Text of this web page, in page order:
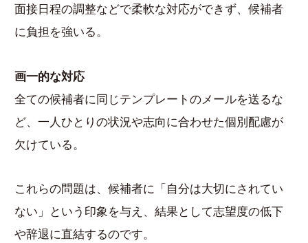
面接日程の調整などで柔軟な対応ができず、候補者
に負担を強いる。
画一的な対応
全ての候補者に同じテンプレートのメールを送るな
ど、一人ひとりの状況や志向に合わせた個別配慮が
欠けている。
これらの問題は、候補者に「自分は大切にされてい
ない」という印象を与え、結果として志望度の低下
や辞退に直結するのです。